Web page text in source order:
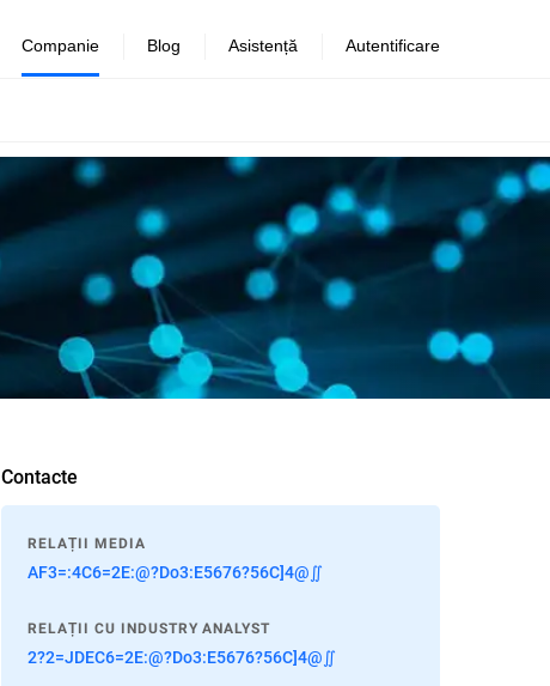
Companie Blog Asistență Autentificare
Contacte
RELAȚII MEDIA
AF3=:4C6=2E:@?Do3:E5676?56C]4@∬
RELAȚII CU INDUSTRY ANALYST
2?2=JDEC6=2E:@?Do3:E5676?56C]4@∬